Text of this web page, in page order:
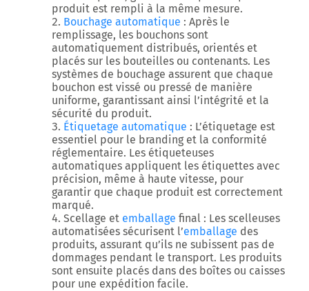
produit est rempli à la même mesure.
Bouchage automatique : Après le
remplissage, les bouchons sont
automatiquement distribués, orientés et
placés sur les bouteilles ou contenants. Les
systèmes de bouchage assurent que chaque
bouchon est vissé ou pressé de manière
uniforme, garantissant ainsi l’intégrité et la
sécurité du produit.
Étiquetage automatique : L’étiquetage est
essentiel pour le branding et la conformité
réglementaire. Les étiqueteuses
automatiques appliquent les étiquettes avec
précision, même à haute vitesse, pour
garantir que chaque produit est correctement
marqué.
Scellage et emballage final : Les scelleuses
automatisées sécurisent l’emballage des
produits, assurant qu’ils ne subissent pas de
dommages pendant le transport. Les produits
sont ensuite placés dans des boîtes ou caisses
pour une expédition facile.